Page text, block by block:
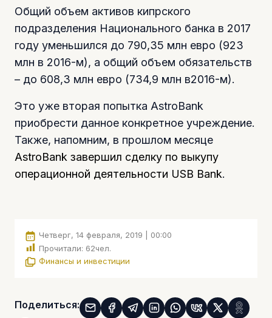
Общий объем активов кипрского
подразделения Национального банка в 2017
году уменьшился до 790,35 млн евро (923
млн в 2016-м), а общий объем обязательств
– до 608,3 млн евро (734,9 млн в2016-м).
Это уже вторая попытка AstroВank
приобрести данное конкретное учреждение.
Также, напомним, в прошлом месяце
AstroВank завершил сделку по выкупу
операционной деятельности USΒ Bank.
Четверг, 14 февраля, 2019 | 00:00
Прочитали: 62чел.
Финансы и инвестиции
Поделиться: